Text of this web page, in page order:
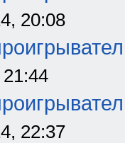
20:08
22:37